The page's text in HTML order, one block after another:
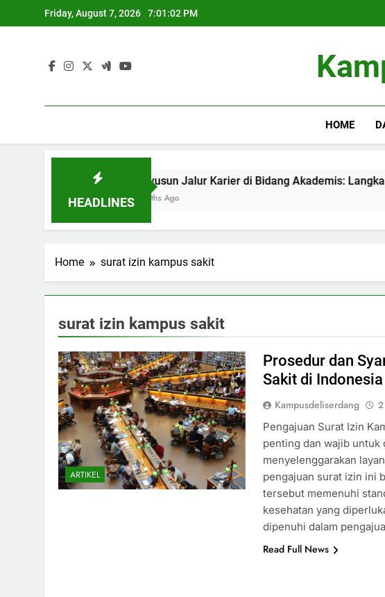
to
Friday, August 7, 2026 7:01:02 PM
HOME
HEADLINES
Menyusun Jalur Karier di Bidang Akademis:
3 Months Ago
Home surat izin kampus sakit
surat izin kampus sakit
ARTIKEL
Prosedur dan
Sakit di Indonesia
Kampusdeliserdang
Pengajuan Surat Izin
penting dan wajib untuk
menyelenggarakan
pengajuan surat izin ini
tersebut memenuhi
kesehatan yang
dipenuhi dalam
Read Full News